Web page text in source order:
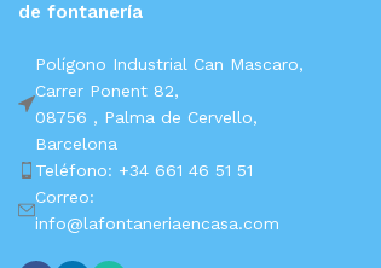
de fontanería
Polígono Industrial Can Mascaro,
Carrer Ponent 82,
08756 , Palma de Cervello,
Barcelona
Teléfono: +34 661 46 51 51
Correo:
info@lafontaneriaencasa.com